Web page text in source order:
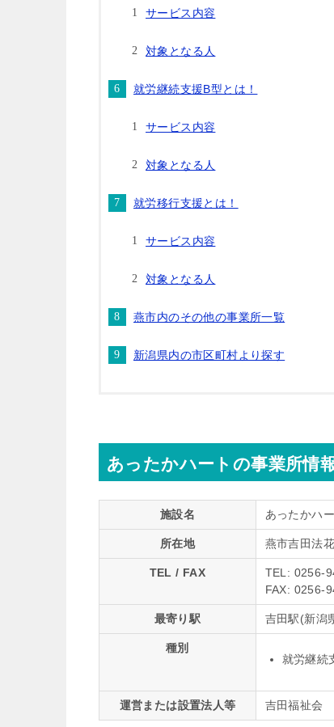
サービス内容
対象となる人
就労継続支援B型とは！
サービス内容
対象となる人
就労移行支援とは！
サービス内容
対象となる人
燕市内のその他の事業所一覧
新潟県内の市区町村より探す
あったかハートの事業所情
施設名 あったかハ
所在地 燕市吉田法
TEL / FAX
TEL: 0256-
FAX: 0256-
最寄り駅 吉田駅(新潟
種別
就労継続
運営または設置法人等 吉田福祉会